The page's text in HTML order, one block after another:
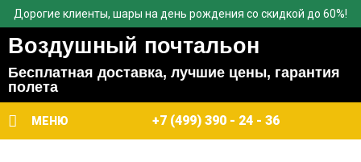
Дорогие клиенты, шары на день рождения со скидкой до 60%!
Воздушный почтальон
Бесплатная доставка, лучшие цены, гарантия
полета
МЕНЮ +7 (499) 390 - 24 - 36